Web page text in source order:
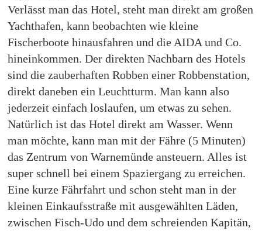
Verlässt man das Hotel, steht man direkt am großen
Yachthafen, kann beobachten wie kleine
Fischerboote hinausfahren und die AIDA und Co.
hineinkommen. Der direkten Nachbarn des Hotels
sind die zauberhaften Robben einer Robbenstation,
direkt daneben ein Leuchtturm. Man kann also
jederzeit einfach loslaufen, um etwas zu sehen.
Natürlich ist das Hotel direkt am Wasser. Wenn
man möchte, kann man mit der Fähre (5 Minuten)
das Zentrum von Warnemünde ansteuern. Alles ist
super schnell bei einem Spaziergang zu erreichen.
Eine kurze Fährfahrt und schon steht man in der
kleinen Einkaufsstraße mit ausgewählten Läden,
zwischen Fisch-Udo und dem schreienden Kapitän,